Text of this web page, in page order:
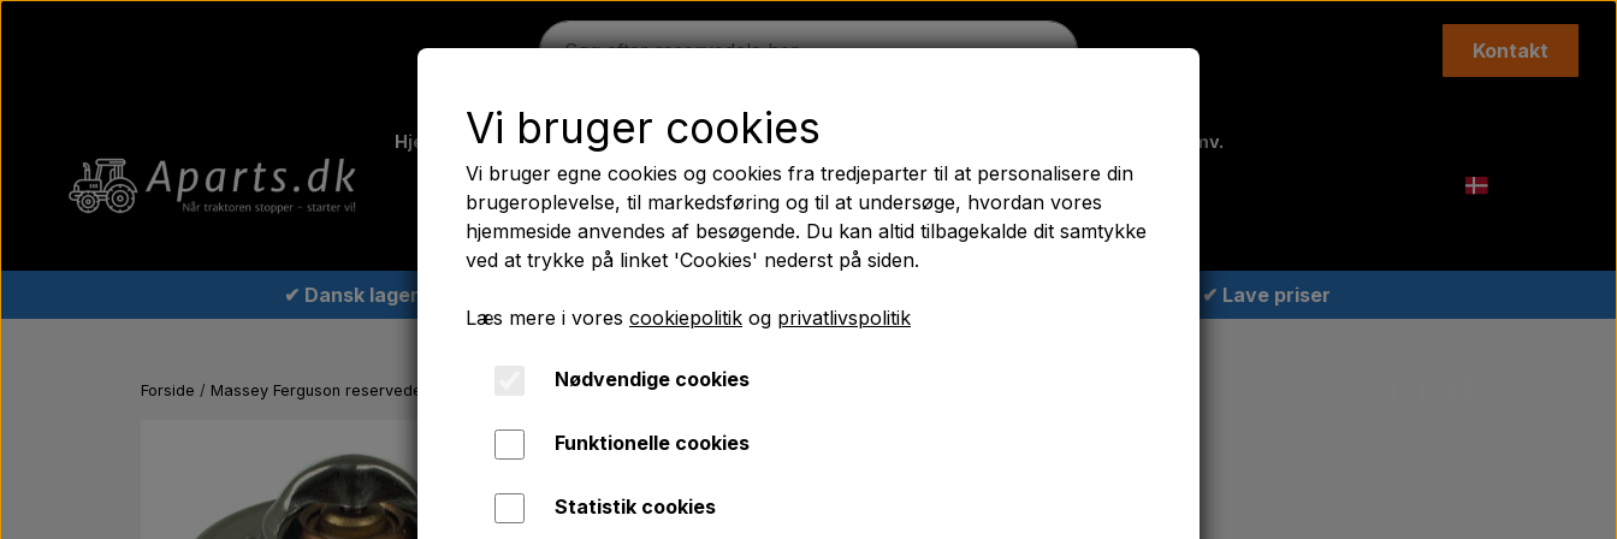
Kontakt
Hjem Ferguson Massey Ferguson Fordson Trækbomme - Topstænger mv.
Traktordæk Olie Kemi El-dele LED Lygter Pære Maling Agricolour
PTO Aksler GARDLOC Værksted/ Værktøj Tilbud
✔ Dansk lager ✔ Lave priser
Forside Massey Ferguson reservedele Termostat 74 ° C
Termostat 74 ° C
kr. 74,00
Vi bruger cookies
Vi bruger egne cookies og cookies fra tredjeparter til at personalisere din
brugeroplevelse, til markedsføring og til at undersøge, hvordan vores
hjemmeside anvendes af besøgende. Du kan altid tilbagekalde dit samtykke
ved at trykke på linket 'Cookies' nederst på siden.
Læs mere i vores cookiepolitik og privatlivspolitik
Nødvendige cookies
Funktionelle cookies
Statistik cookies